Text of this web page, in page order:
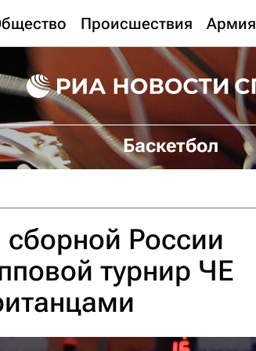
Происшествия Армия
Баскетбол
сборной России
турнир ЧЕ